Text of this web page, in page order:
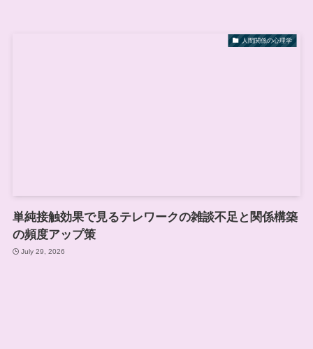
人間関係の心理学
単純接触効果で見るテレワークの雑談不足と関係構築
の頻度アップ策
July 29, 2026